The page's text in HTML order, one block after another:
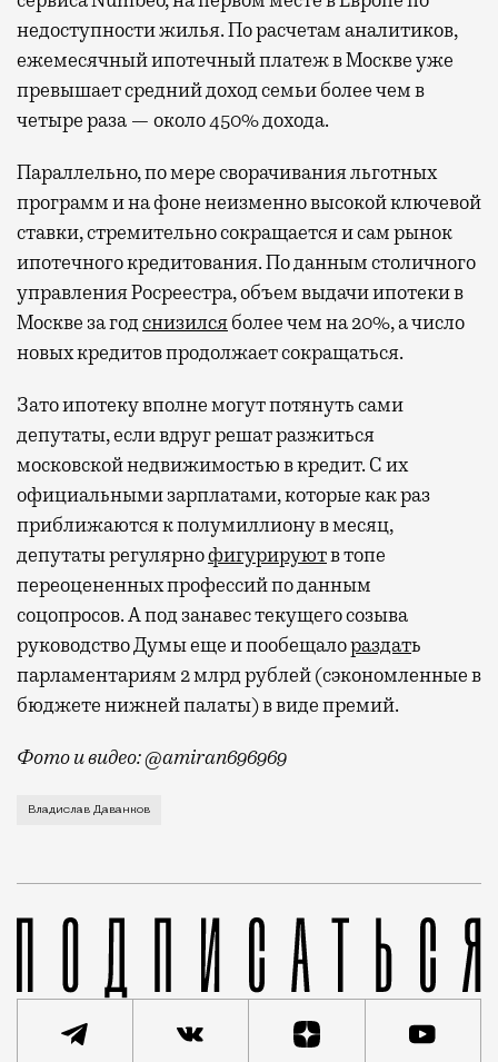
недоступности жилья. По расчетам аналитиков,
ежемесячный ипотечный платеж в Москве уже
превышает средний доход семьи более чем в
четыре раза — около 450% дохода.
Параллельно, по мере сворачивания льготных
программ и на фоне неизменно высокой ключевой
ставки, стремительно сокращается и сам рынок
ипотечного кредитования. По данным столичного
управления Росреестра, объем выдачи ипотеки в
Москве за годснизилсяболее чем на 20%, а число
новых кредитов продолжает сокращаться.
Зато ипотеку вполне могут потянуть сами
депутаты, если вдруг решат разжиться
московской недвижимостью в кредит. С их
официальными зарплатами, которые как раз
приближаются к полумиллиону в месяц,
депутаты регулярнофигурируютв топе
переоцененных профессий по данным
соцопросов. А под занавес текущего созыва
руководство Думы еще и пообещалораздать
парламентариям 2 млрд рублей (сэкономленные в
бюджете нижней палаты) в виде премий.
Фото и видео: @amiran696969
Видео с репликой из интервью народного
Владислав Даванков